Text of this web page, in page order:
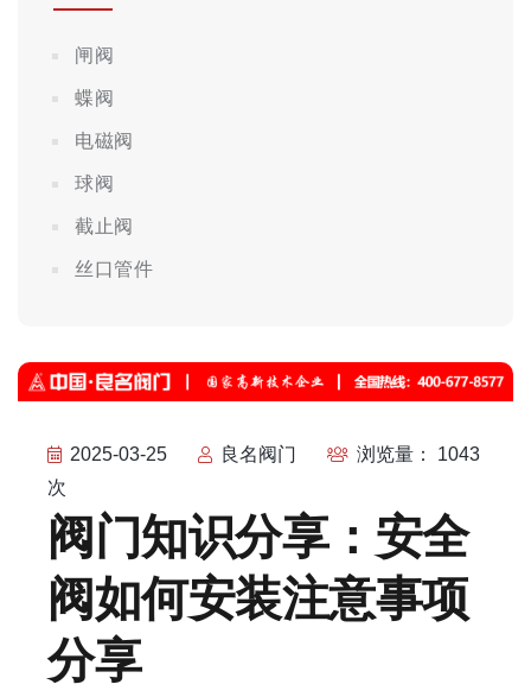
闸阀
蝶阀
电磁阀
球阀
截止阀
丝口管件
2025-03-25 良名阀门
浏览量： 1043
次
阀门知识分享：安全
阀如何安装注意事项
分享